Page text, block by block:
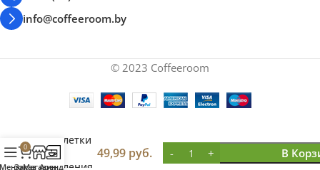
info@coffeeroom.by
© 2023 Coffeeroom
Krups
XS3000
таблетки
для
удаления
49,99 руб. В
Меню
0
Заказ
Магазин
Аренда